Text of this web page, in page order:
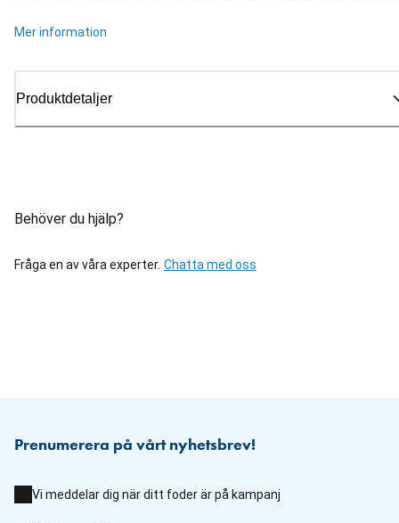
Mer information
Produktdetaljer
Behöver du hjälp?
Fråga en av våra experter. Chatta med oss
Prenumerera på vårt nyhetsbrev!
Vi meddelar dig när ditt foder är på kampanj